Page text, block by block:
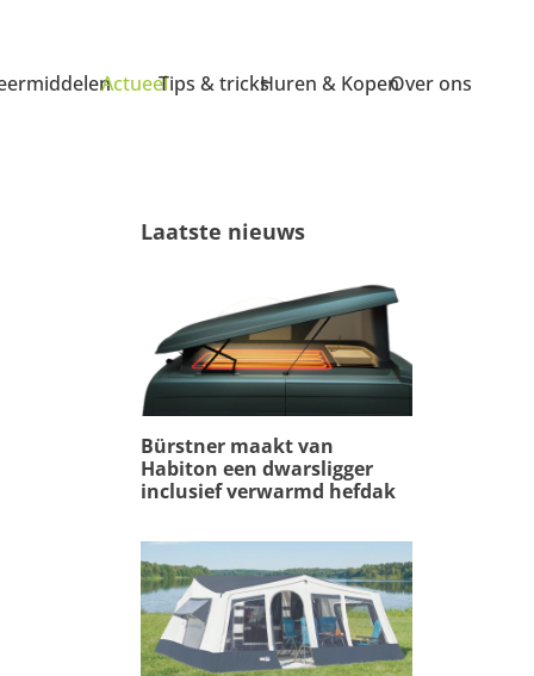
ActueelTips & tricksHuren & KopenOver ons
Laatste nieuws
Bürstner maakt van
Habiton een dwarsligger
inclusief verwarmd hefdak